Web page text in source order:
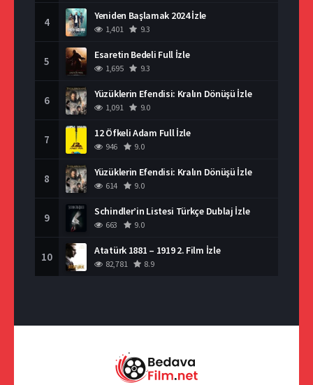
4 Yeniden Başlamak 2024 İzle
1,401 9.3
5 Esaretin Bedeli Full İzle
1,695 9.3
6 Yüzüklerin Efendisi: Kralın Dönüşü İzle
1,091 9.0
7 12 Öfkeli Adam Full İzle
946 9.0
8 Yüzüklerin Efendisi: Kralın Dönüşü İzle
614 9.0
9 Schindler’in Listesi Türkçe Dublaj İzle
663 9.0
10 Atatürk 1881 – 1919 2. Film İzle
82,781 8.9